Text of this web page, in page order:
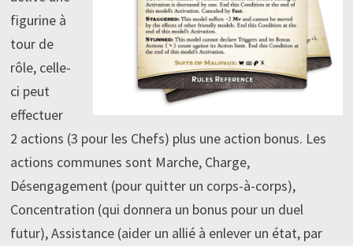
figurine à
tour de
rôle, celle-
ci peut
effectuer
2 actions (3 pour les Chefs) plus une action bonus. Les
actions communes sont Marche, Charge,
Désengagement (pour quitter un corps-à-corps),
Concentration (qui donnera un bonus pour un duel
futur), Assistance (aider un allié à enlever un état, par